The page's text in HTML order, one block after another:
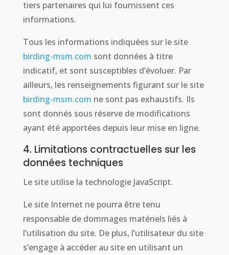
tiers partenaires qui lui fournissent ces
informations.
Tous les informations indiquées sur le site
birding-msm.com sont données à titre
indicatif, et sont susceptibles d’évoluer. Par
ailleurs, les renseignements figurant sur le site
birding-msm.com ne sont pas exhaustifs. Ils
sont donnés sous réserve de modifications
ayant été apportées depuis leur mise en ligne.
4. Limitations contractuelles sur les
données techniques
Le site utilise la technologie JavaScript.
Le site Internet ne pourra être tenu
responsable de dommages matériels liés à
l’utilisation du site. De plus, l’utilisateur du site
s’engage à accéder au site en utilisant un